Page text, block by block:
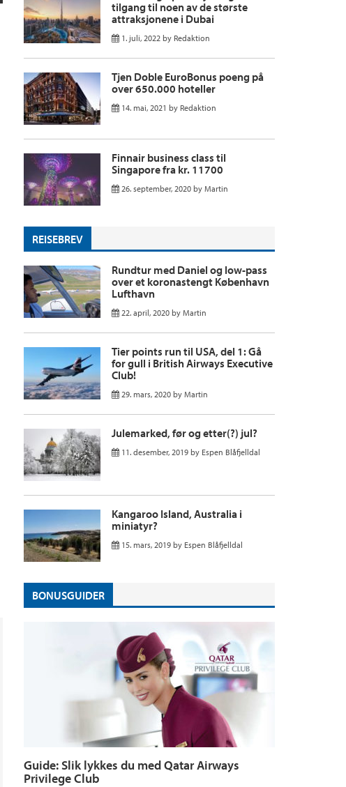
tilgang til noen av de største
attraksjonene i Dubai
1. juli, 2022 by Redaktion
Tjen Doble EuroBonus poeng på
over 650.000 hoteller
14. mai, 2021 by Redaktion
Finnair business class til
Singapore fra kr. 11700
26. september, 2020 by Martin
REISEBREV
Rundtur med Daniel og low-pass
over et koronastengt København
Lufthavn
22. april, 2020 by Martin
Tier points run til USA, del 1: Gå
for gull i British Airways Executive
Club!
29. mars, 2020 by Martin
Julemarked, før og etter(?) jul?
11. desember, 2019 by Espen Blåfjelldal
Kangaroo Island, Australia i
miniatyr?
15. mars, 2019 by Espen Blåfjelldal
BONUSGUIDER
Guide: Slik lykkes du med Qatar Airways
Privilege Club